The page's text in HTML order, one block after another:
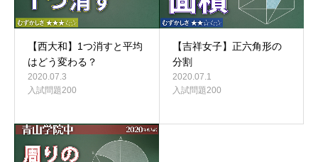
【西大和】1つ消すと平均
はどう変わる？
2020.07.3
入試問題200
【吉祥女子】正六角形の
分割
2020.07.1
入試問題200